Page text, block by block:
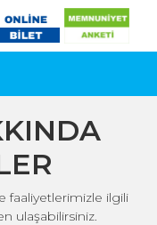
faaliyetlerimizle ilgili
ulaşabilirsiniz.